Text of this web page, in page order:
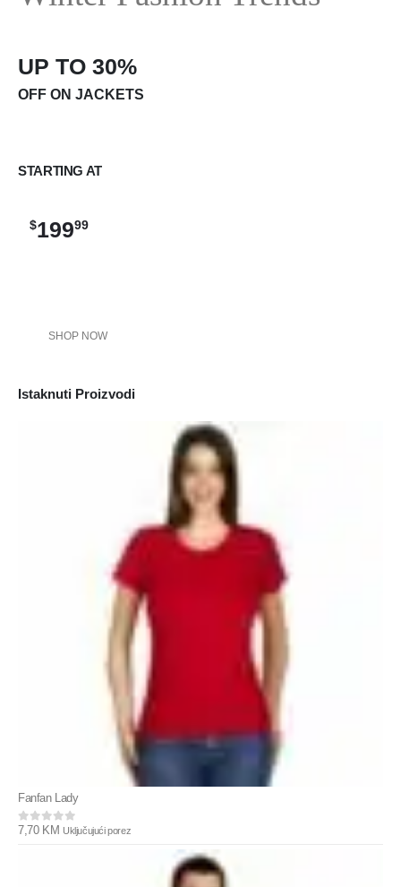
UP TO 30%
OFF ON JACKETS
STARTING AT
$19999
SHOP NOW
Istaknuti Proizvodi
Fanfan Lady
0 out of 5
7,70 KM Uključujući porez